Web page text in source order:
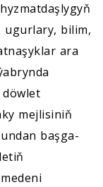
ugurlary, bilim,
ara
mejlisiniň
başga-